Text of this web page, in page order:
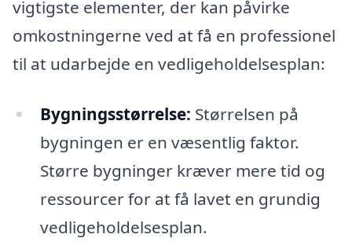
vigtigste elementer, der kan påvirke
omkostningerne ved at få en professionel
til at udarbejde en vedligeholdelsesplan:
Bygningsstørrelse: Størrelsen på
bygningen er en væsentlig faktor.
Større bygninger kræver mere tid og
ressourcer for at få lavet en grundig
vedligeholdelsesplan.